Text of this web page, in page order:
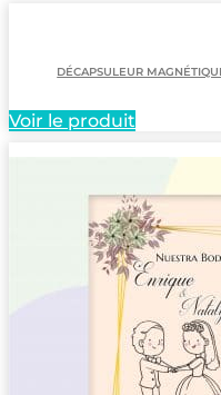
DÉCAPSULEUR
Voir le produit